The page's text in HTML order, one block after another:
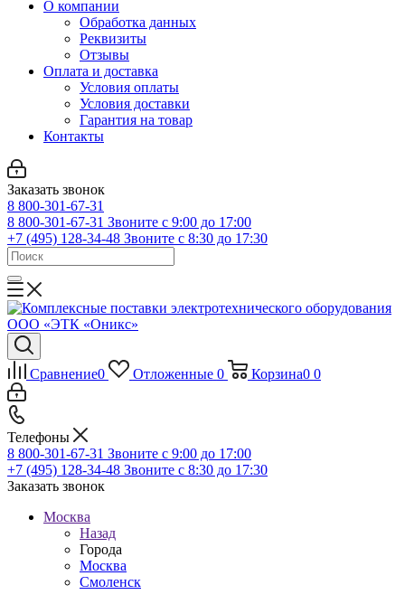
О компании
Обработка данных
Реквизиты
Отзывы
Оплата и доставка
Условия оплаты
Условия доставки
Гарантия на товар
Контакты
Заказать звонок
8 800-301-67-31
8 800-301-67-31 Звоните с 9:00 до 17:00
+7 (495) 128-34-48 Звоните с 8:30 до 17:30
Сравнение0 Отложенные 0 Корзина0 0
Телефоны
8 800-301-67-31 Звоните с 9:00 до 17:00
+7 (495) 128-34-48 Звоните с 8:30 до 17:30
Заказать звонок
Москва
Назад
Города
Москва
Смоленск